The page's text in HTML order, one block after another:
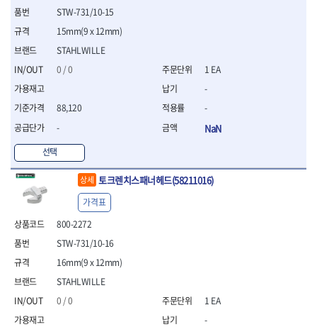
- 일자비트소켓
- XZN비트
- 임팩XZN비트
- 사각비트
- 포지비트소켓
- 뻰치
- 편구스패너
- 플라이어
- 롱노우즈
- 스냅링플라이어
- 그룹조인트플라이어
- 케이블커터
- 바이스플라이어
- 옵셋렌치
STAHLWILLE
0 / 0
88,120
-
선택
STW-731/10-15
15mm(9 x 12mm)
1 EA
-
-
NaN
상세 토크렌치스패너헤드(58211016)
800-2272
STAHLWILLE
0 / 0
STW-731/10-16
16mm(9 x 12mm)
가격표
1 EA
-